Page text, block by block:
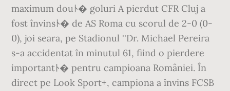
maximum douﾄ� goluri A pierdut CFR Cluj a
fost învinsﾄ� de AS Roma cu scorul de 2-0 (0-
0), joi seara, pe Stadionul ''Dr. Michael Pereira
s-a accidentat în minutul 61, fiind o pierdere
importantﾄ� pentru campioana României. În
direct pe Look Sport+, campiona a învins FCSB